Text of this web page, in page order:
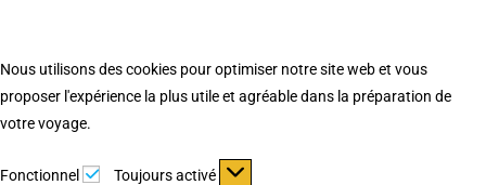
Nous utilisons des cookies pour optimiser notre site web et vous
proposer l'expérience la plus utile et agréable dans la préparation de
votre voyage.
Fonctionnel Fonctionnel
Toujours activé